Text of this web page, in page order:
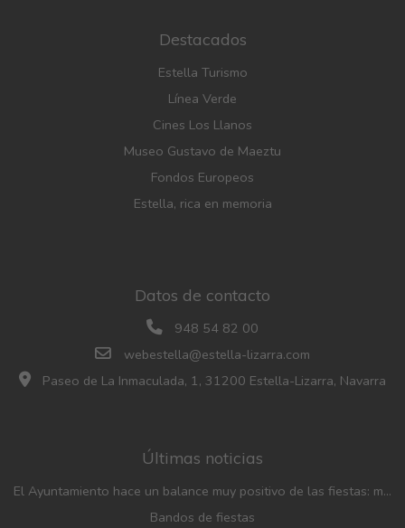
Destacados
Estella Turismo
Línea Verde
Cines Los Llanos
Museo Gustavo de Maeztu
Fondos Europeos
Estella, rica en memoria
Datos de contacto
948 54 82 00
webestella@estella-lizarra.com
Paseo de La Inmaculada, 1, 31200 Estella-Lizarra, Navarra
Últimas noticias
El Ayuntamiento hace un balance muy positivo de las fiestas: menos incidencias, gran participación y mayor afluencia de público que en años anteriores
Bandos de fiestas